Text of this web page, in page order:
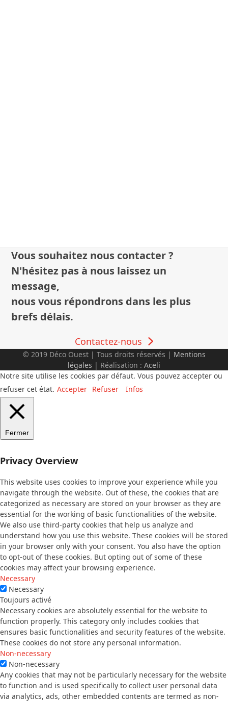
Vous souhaitez nous contacter ?
N'hésitez pas à nous laissez un
message,
nous vous répondrons dans les plus
brefs délais.
Contactez-nous
© 2019 Déco Ouest | Tous droits réservés | Mentions
légales | Réalisation : Aceli
Notre site utilise les cookies par défaut. Vous pouvez accepter ou
refuser cet état. Accepter Refuser Infos
Fermer
Privacy Overview
This website uses cookies to improve your experience while you
navigate through the website. Out of these, the cookies that are
categorized as necessary are stored on your browser as they are
essential for the working of basic functionalities of the website.
We also use third-party cookies that help us analyze and
understand how you use this website. These cookies will be stored
in your browser only with your consent. You also have the option
to opt-out of these cookies. But opting out of some of these
cookies may affect your browsing experience.
Necessary
Necessary
Toujours activé
Necessary cookies are absolutely essential for the website to
function properly. This category only includes cookies that
ensures basic functionalities and security features of the website.
These cookies do not store any personal information.
Non-necessary
Non-necessary
Any cookies that may not be particularly necessary for the website
to function and is used specifically to collect user personal data
via analytics, ads, other embedded contents are termed as non-